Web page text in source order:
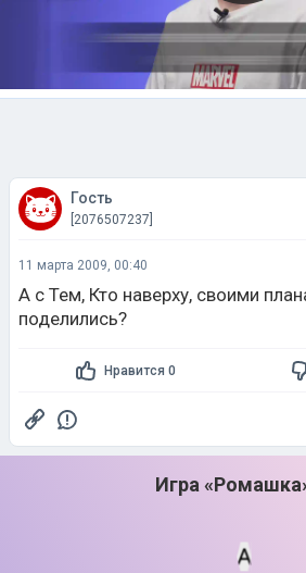
Гость
[2076507237]
11 марта 2009, 00:40
А с Тем, Кто наверху, своими
поделились?
Нравится 0
Игра
А